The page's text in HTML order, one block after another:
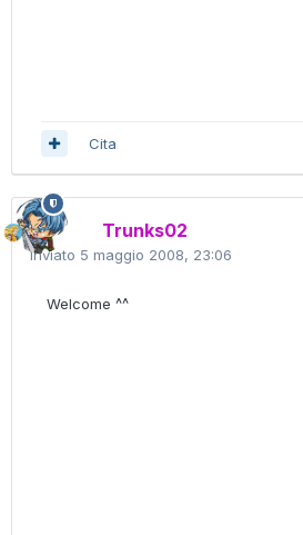
Cita
Trunks02
Inviato 5 maggio 2008, 23:06
Welcome ^^